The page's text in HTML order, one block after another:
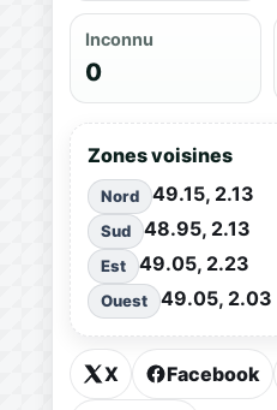
Inconnu
0
Zones voisines
Nord 49.15, 2.13
Sud 48.95, 2.13
Est 49.05, 2.23
Ouest 49.05, 2.03
X Facebook